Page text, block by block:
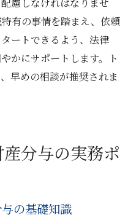
有の事情を踏まえ、依頼
ートできるよう、法律
かにサポートします。ト
早めの相談が推奨されま
分与の実務ポ
の基礎知識